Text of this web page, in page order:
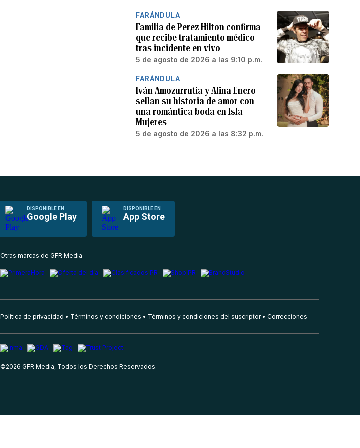
FARÁNDULA
Familia de Perez Hilton confirma
que recibe tratamiento médico
tras incidente en vivo
5 de agosto de 2026 a las 9:10 p.m.
FARÁNDULA
Iván Amozurrutia y Alina Enero
sellan su historia de amor con
una romántica boda en Isla
Mujeres
5 de agosto de 2026 a las 8:32 p.m.
DISPONIBLE EN
Google Play
DISPONIBLE EN
App Store
Otras marcas de GFR Media
Política de privacidad Términos y condiciones Términos y condiciones del suscriptor Correcciones
©2026 GFR Media, Todos los Derechos Reservados.